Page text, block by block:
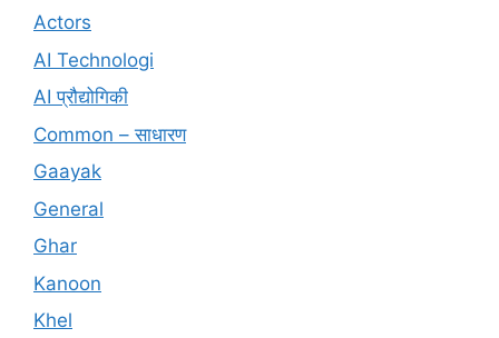
Actors
AI Technologi
AI प्रौद्योगिकी
Common – साधारण
Gaayak
General
Ghar
Kanoon
Khel